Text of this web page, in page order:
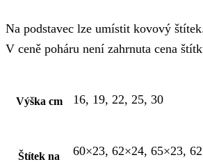
Na podstavec lze umístit kovový
V ceně poháru není zahrnuta cena
Výška cm 16, 19, 22, 25, 30
Štítek na 60×23, 62×24, 65×23,